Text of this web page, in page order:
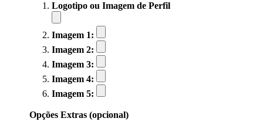
Logotipo ou Imagem de Perfil
Imagem 1:
Imagem 2:
Imagem 3:
Imagem 4:
Imagem 5:
Opções Extras (opcional)